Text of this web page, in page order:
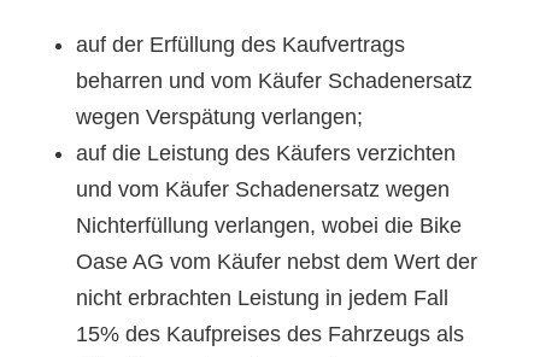
auf der Erfüllung des Kaufvertrags
beharren und vom Käufer Schadenersatz
wegen Verspätung verlangen;
auf die Leistung des Käufers verzichten
und vom Käufer Schadenersatz wegen
Nichterfüllung verlangen, wobei die Bike
Oase AG vom Käufer nebst dem Wert der
nicht erbrachten Leistung in jedem Fall
15% des Kaufpreises des Fahrzeugs als